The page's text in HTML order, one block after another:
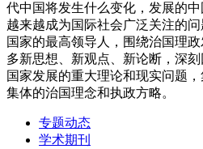
代中国将发生什么变化，发展的
越来越成为国际社会广泛关注的
国家的最高领导人，围绕治国理
多新思想、新观点、新论断，深
国家发展的重大理论和现实问题
集体的治国理念和执政方略。
专题动态
学术期刊